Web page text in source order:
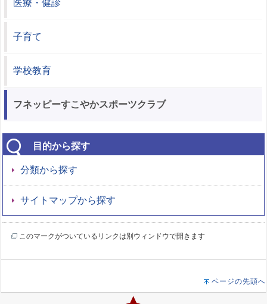
医療・健診
子育て
学校教育
フネッピーすこやかスポーツクラブ
目的から探す
分類から探す
サイトマップから探す
このマークがついているリンクは別ウィンドウで開きます
ページの先頭へ